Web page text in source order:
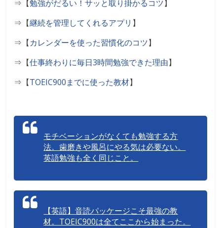
⇒【勉強がだるい！サッと取り掛かるコツ】
⇒【継続を管理してくれるアプリ 】
⇒【カレンダーを使った習慣化のコツ】
⇒【仕事終わりに毎日3時間勉強できた理由】
⇒【TOEIC900までに使った教材】
モチベーションがなくても勉強する方
法。歯磨きや風呂にやる気は必要ない。
英語勉強も全く同じこと。
【英語】音読パッケージこそ最強の教
材。TOEIC900は全てここから始まった。